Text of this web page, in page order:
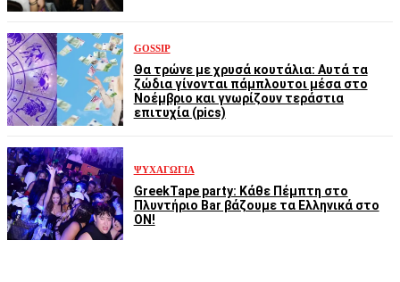
GOSSIP
Θα τρώνε με χρυσά κουτάλια: Αυτά τα
ζώδια γίνονται πάμπλουτοι μέσα στο
Νοέμβριο και γνωρίζουν τεράστια
επιτυχία (pics)
ΨΥΧΑΓΩΓΊΑ
GreekTape party: Κάθε Πέμπτη στο
Πλυντήριο Bar βάζουμε τα Ελληνικά στο
ON!